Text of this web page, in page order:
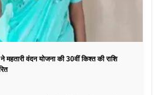
महतारी वंदन योजना की 30वीं किश्त की राशि